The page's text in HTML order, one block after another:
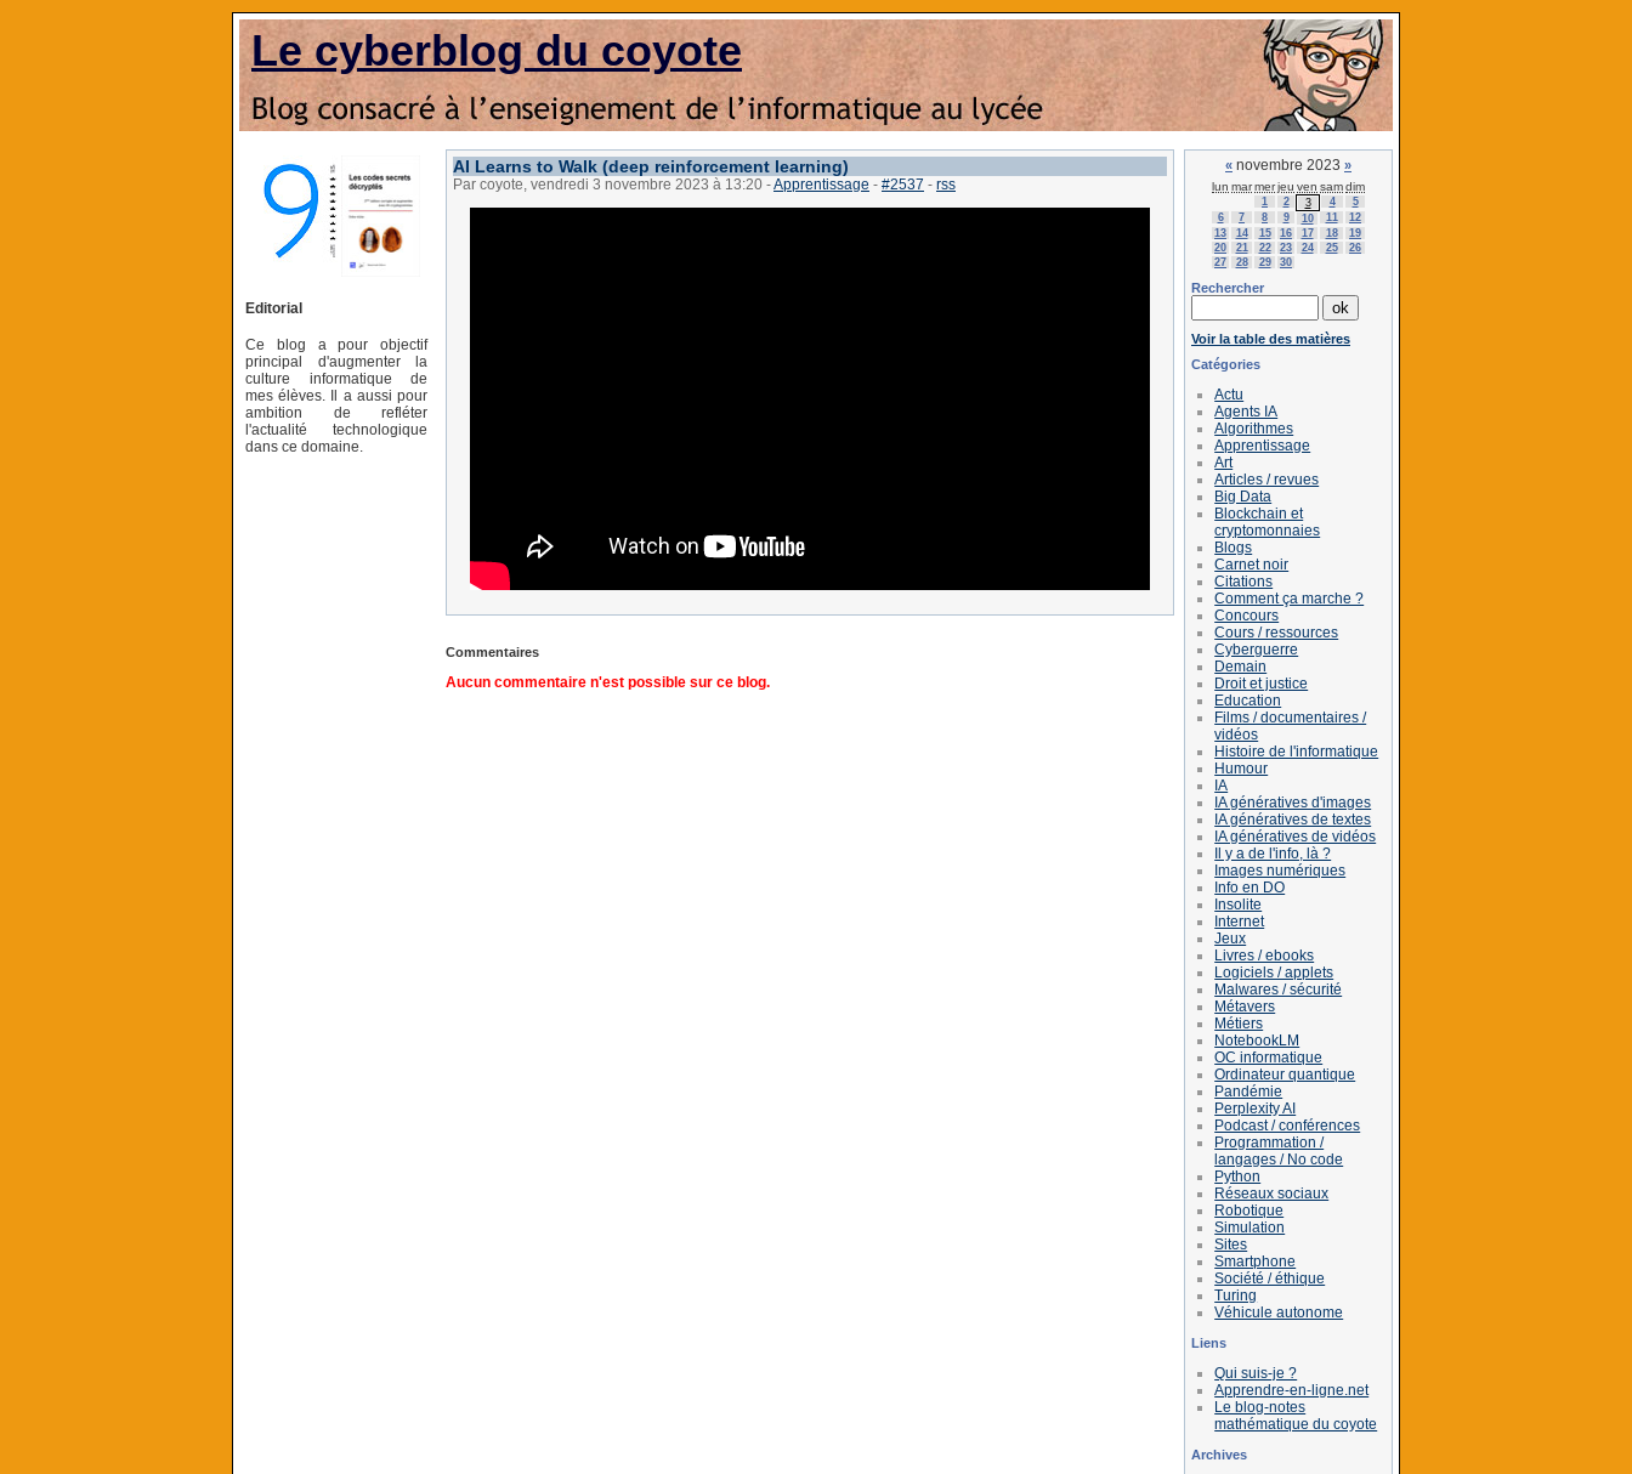
Le cyberblog du coyote
Editorial
Ce blog a pour objectif
principal d'augmenter la
culture informatique de
mes élèves. Il a aussi pour
ambition de refléter
l'actualité technologique
dans ce domaine.
AI Learns to Walk (deep reinforcement learning)
Par coyote, vendredi 3 novembre 2023 à 13:20 -Apprentissage - #2537 - rss
Commentaires
Aucun commentaire n'est possible sur ce blog.
« novembre 2023 »
lun marmerjeu ven samdim
1 2 3 4
5
6
7 8 9 10 11
12
13
14 15 16 17 18
19
20
21 22 23 24 25
26
27
28 29 30
Rechercher
Voir la table des matières
Catégories
Actu
Agents IA
Algorithmes
Apprentissage
Art
Articles / revues
Big Data
Blockchain et
cryptomonnaies
Blogs
Carnet noir
Citations
Comment ça marche ?
Concours
Cours / ressources
Cyberguerre
Demain
Droit et justice
Education
Films / documentaires /
vidéos
Histoire de l'informatique
Humour
IA
IA génératives d'images
IA génératives de textes
IA génératives de vidéos
Il y a de l'info, là ?
Images numériques
Info en DO
Insolite
Internet
Jeux
Livres / ebooks
Logiciels / applets
Malwares / sécurité
Métavers
Métiers
NotebookLM
OC informatique
Ordinateur quantique
Pandémie
Perplexity AI
Podcast / conférences
Programmation /
langages / No code
Python
Réseaux sociaux
Robotique
Simulation
Sites
Smartphone
Société / éthique
Turing
Véhicule autonome
Liens
Qui suis-je ?
Apprendre-en-ligne.net
Le blog-notes
mathématique du coyote
Archives